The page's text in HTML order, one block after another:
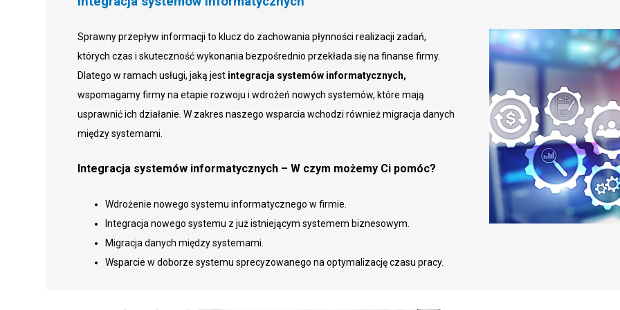
Sprawny przepływ informacji to klucz do zachowania płynności realizacji zadań,
których czas i skuteczność wykonania bezpośrednio przekłada się na finanse firmy.
Dlatego w ramach usługi, jaką jest integracja systemów informatycznych,
wspomagamy firmy na etapie rozwoju i wdrożeń nowych systemów, które mają
usprawnić ich działanie. W zakres naszego wsparcia wchodzi również migracja danych
między systemami.
Integracja systemów informatycznych – W czym możemy Ci pomóc?
Wdrożenie nowego systemu informatycznego w firmie.
Integracja nowego systemu z już istniejącym systemem biznesowym.
Migracja danych między systemami.
Wsparcie w doborze systemu sprecyzowanego na optymalizację czasu pracy.